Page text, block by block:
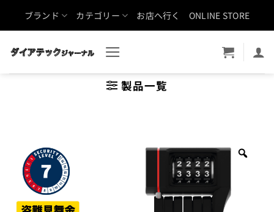
ブランド カテゴリー お店へ行く ONLINE STORE
製品一覧